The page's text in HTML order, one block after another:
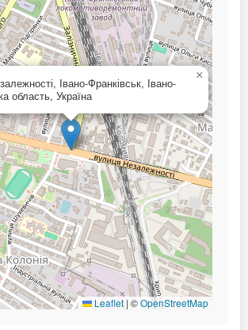
Івано-Франківськ, Івано-
область, Україна
×
Leaflet | ©OpenStreetMap